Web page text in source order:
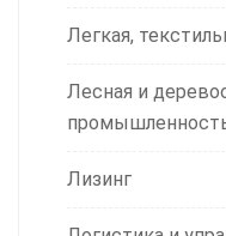
Легкая,
Лесная и
Лизинг